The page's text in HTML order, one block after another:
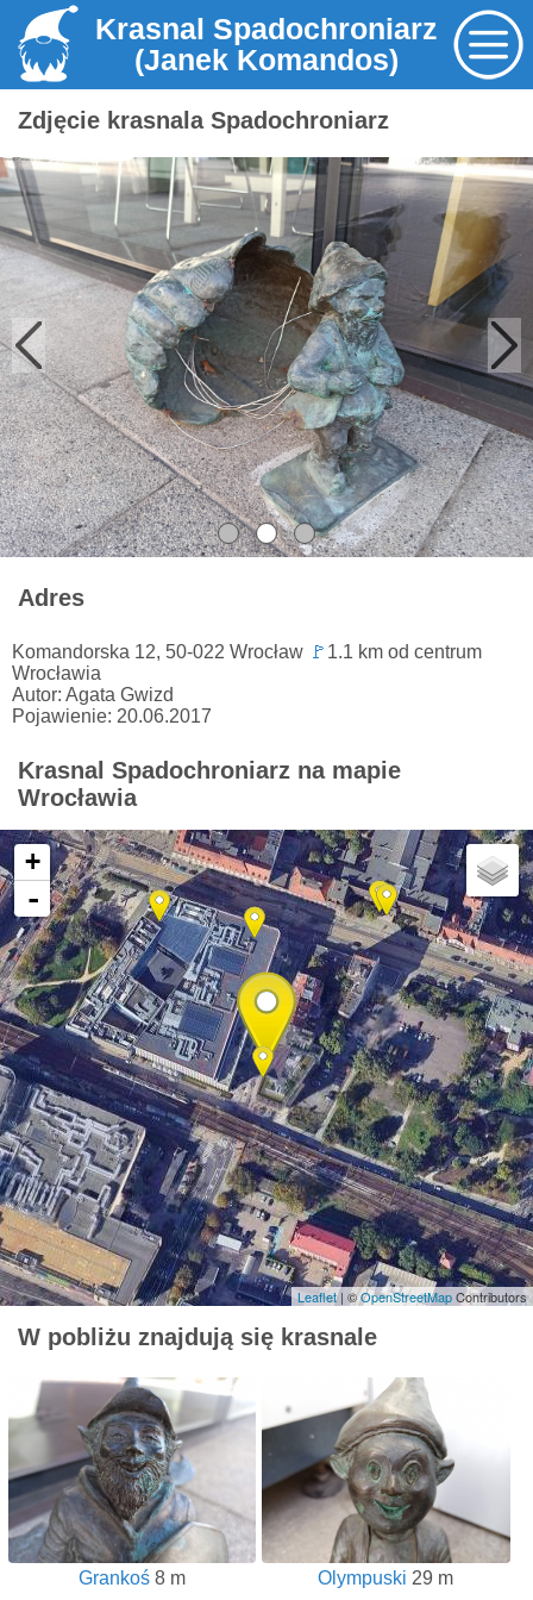
Krasnal Spadochroniarz
(Janek Komandos)
Zdjęcie krasnala Spadochroniarz
Adres
Komandorska 12, 50-022 Wrocław 🚩 1.1 km od centrum
Wrocławia
Autor: Agata Gwizd
Pojawienie: 20.06.2017
Krasnal Spadochroniarz na mapie
Wrocławia
+
-
Leaflet| ©OpenStreetMapContributors
W pobliżu znajdują się krasnale
Grankoś 8 m Olympuski 29 m